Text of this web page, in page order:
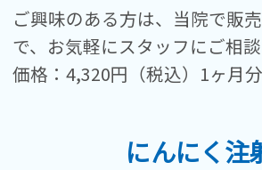
ご興味のある方は、当院で販
で、お気軽にスタッフにご相談
価格：4,320円（税込）1ヶ月分
にんにく注